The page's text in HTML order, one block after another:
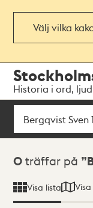
Välj vilka
navigationen
huvudinnehållet
Historia i ord,
Sök
Sökresultat
0 träffar på
Visa lista